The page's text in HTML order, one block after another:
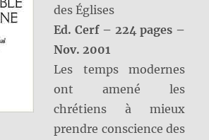
des Églises
Ed. Cerf – 224 pages –
Nov. 2001
Les temps modernes
ont amené les
chrétiens à mieux
prendre conscience des